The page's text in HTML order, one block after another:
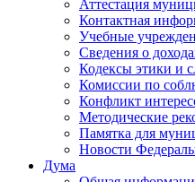
Аттестация
Контактная
Учебные
Сведения о
Кодексы этики и
Комиссии по
Конфликт
Методические
Памятка для
Новости
Дума